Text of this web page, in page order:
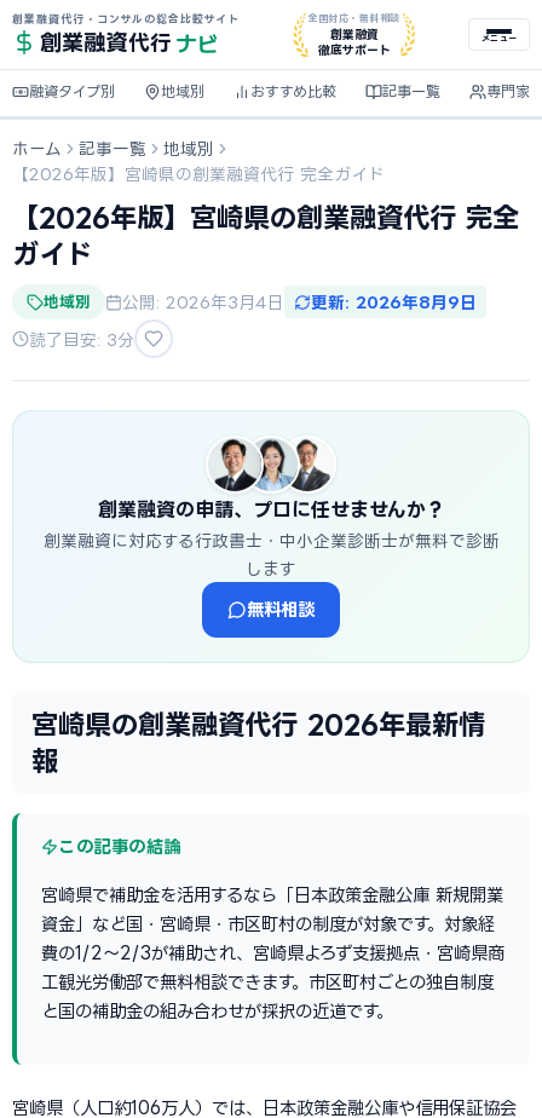
創業融資代行・コンサルの総合比較サイト
創業融資代行 ナビ
全国対応・無料相談
創業融資
徹底サポート
メニュー
融資タイプ別 地域別 おすすめ比較 記事一覧 専門家
ホーム 記事一覧
地域別
【2026年版】宮崎県の創業融資代行 完全ガイド
【2026年版】宮崎県の創業融資代行 完全
ガイド
地域別 公開: 2026年3月4日 更新: 2026年8月9日
読了目安: 3分
創業融資の申請、プロに任せませんか？
創業融資に対応する行政書士・中小企業診断士が無料で診断
します
無料相談
宮崎県の創業融資代行 2026年最新情
報
この記事の結論
宮崎県で補助金を活用するなら「日本政策金融公庫 新規開業
資金」など国・宮崎県・市区町村の制度が対象です。対象経
費の1/2〜2/3が補助され、宮崎県よろず支援拠点・宮崎県商
工観光労働部で無料相談できます。市区町村ごとの独自制度
と国の補助金の組み合わせが採択の近道です。
宮崎県（人口約106万人）では、日本政策金融公庫や信用保証協会